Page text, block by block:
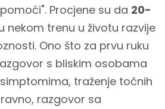
Procjene su da 20-
nekom trenu u životu razvije
Ono što za prvu ruku
s bliskim osobama
traženje točnih
razgovor sa